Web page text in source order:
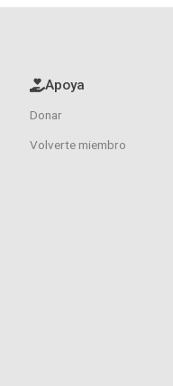
Apoya
Donar
Volverte miembro